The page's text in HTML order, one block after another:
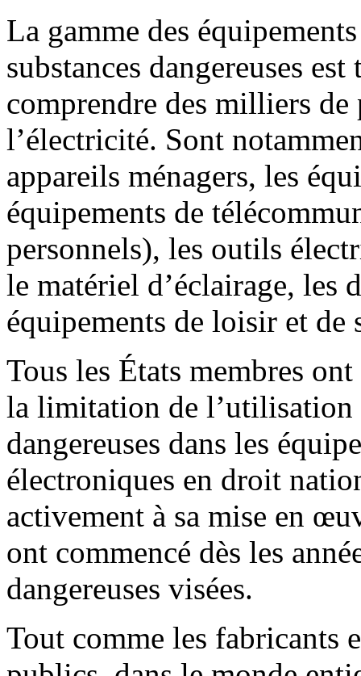
La gamme des
substances dangereuses
comprendre des milliers
l’électricité. Sont
appareils ménagers, les
équipements de
personnels), les outils
le matériel d’éclairage, les
équipements de loisir et de
Tous les États membres
la limitation de l’utilisation
dangereuses dans les
électroniques en droit
activement à sa mise en
ont commencé dès les
dangereuses visées.
Tout comme les fabricants